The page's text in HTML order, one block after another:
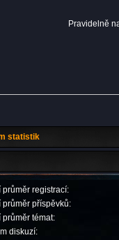
Pravidelně
statistik
průměr registrací:
průměr příspěvků:
průměr témat:
diskuzí: